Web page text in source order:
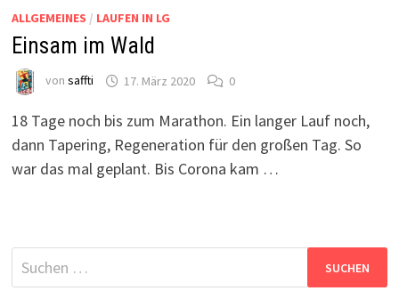
ALLGEMEINES / LAUFEN IN LG
Einsam im Wald
von saffti 17. März 2020 0
18 Tage noch bis zum Marathon. Ein langer Lauf noch,
dann Tapering, Regeneration für den großen Tag. So
war das mal geplant. Bis Corona kam …
Suchen
nach: